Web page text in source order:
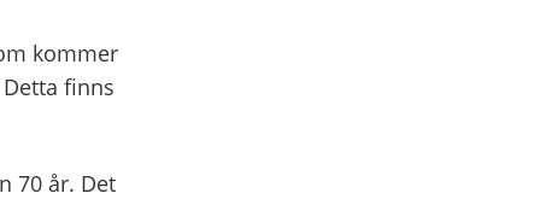
kommer
finns
70 år. Det